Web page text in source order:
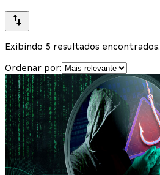
Exibindo 5 resultados encontrados.
Ordenar por: